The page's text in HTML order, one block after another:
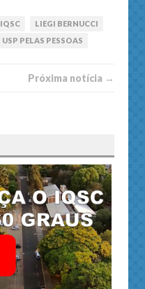
IQSC
LIEGI BERNUCCI
USP PELAS PESSOAS
Próxima notí­­cia →